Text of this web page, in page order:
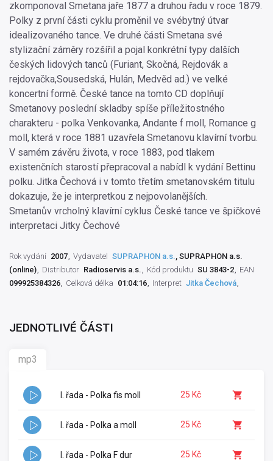
zkomponoval Smetana jaře 1877 a druhou řadu v roce 1879.
Polky z první části cyklu proměnil ve svébytný útvar
idealizovaného tance. Ve druhé části Smetana své
stylizační záměry rozšířil a pojal konkrétní typy dalších
českých lidových tanců (Furiant, Skočná, Rejdovák a
rejdovačka,Sousedská, Hulán, Medvěd ad.) ve velké
koncertní formě. České tance na tomto CD doplňují
Smetanovy poslední skladby spíše příležitostného
charakteru - polka Venkovanka, Andante f moll, Romance g
moll, která v roce 1881 uzavřela Smetanovu klavírní tvorbu.
V samém závěru života, v roce 1883, pod tlakem
existenčních starostí přepracoval a nabídl k vydání Bettinu
polku. Jitka Čechová i v tomto třetím smetanovském titulu
dokazuje, že je interpretkou z nejpovolanějších.
Smetanův vrcholný klavírní cyklus České tance ve špičkové
interpretaci Jitky Čechové
Rok vydání 2007 Vydavatel SUPRAPHON a.s., SUPRAPHON a.s.
(online)
Distributor Radioservis a.s. Kód produktu SU 3843-2
EAN
099925384326
Celková délka 01:04:16 Interpret Jitka Čechová
JEDNOTLIVÉ ČÁSTI
mp3
I. řada - Polka fis moll 25 Kč
I. řada - Polka a moll 25 Kč
I. řada - Polka F dur 25 Kč